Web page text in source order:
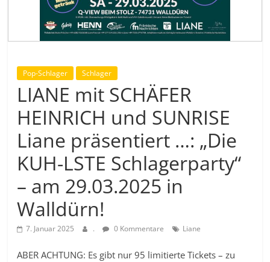
Pop-Schlager Schlager
LIANE mit SCHÄFER
HEINRICH und SUNRISE
Liane präsentiert …: „Die
KUH-LSTE Schlagerparty“
– am 29.03.2025 in
Walldürn!
7. Januar 2025 . 0 Kommentare Liane
ABER ACHTUNG: Es gibt nur 95 limitierte Tickets – zu